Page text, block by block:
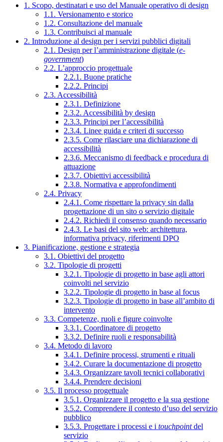
1. Scopo, destinatari e uso del Manuale operativo di design
1.1. Versionamento e storico
1.2. Consultazione del manuale
1.3. Contribuisci al manuale
2. Introduzione al design per i servizi pubblici digitali
2.1. Design per l’amministrazione digitale (e-
government)
2.2. L’approccio progettuale
2.2.1. Buone pratiche
2.2.2. Principi
2.3. Accessibilità
2.3.1. Definizione
2.3.2. Accessibilità by design
2.3.3. Principi per l’accessibilità
2.3.4. Linee guida e criteri di successo
2.3.5. Come rilasciare una dichiarazione di
accessibilità
2.3.6. Meccanismo di feedback e procedura di
attuazione
2.3.7. Obiettivi accessibilità
2.3.8. Normativa e approfondimenti
2.4. Privacy
2.4.1. Come rispettare la privacy sin dalla
progettazione di un sito o servizio digitale
2.4.2. Richiedi il consenso quando necessario
2.4.3. Le basi del sito web: architettura,
informativa privacy, riferimenti DPO
3. Pianificazione, gestione e strategia
3.1. Obiettivi del progetto
3.2. Tipologie di progetti
3.2.1. Tipologie di progetto in base agli attori
coinvolti nel servizio
3.2.2. Tipologie di progetto in base al focus
3.2.3. Tipologie di progetto in base all’ambito di
intervento
3.3. Competenze, ruoli e figure coinvolte
3.3.1. Coordinatore di progetto
3.3.2. Definire ruoli e responsabilità
3.4. Metodo di lavoro
3.4.1. Definire processi, strumenti e rituali
3.4.2. Curare la documentazione di progetto
3.4.3. Organizzare tavoli tecnici collaborativi
3.4.4. Prendere decisioni
3.5. Il processo progettuale
3.5.1. Organizzare il progetto e la sua gestione
3.5.2. Comprendere il contesto d’uso del servizio
pubblico
3.5.3. Progettare i processi e i touchpointdel
servizio